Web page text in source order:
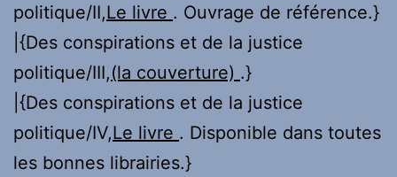
politique/II,Le livre . Ouvrage de référence.}
|{Des conspirations et de la justice
politique/III,(la couverture) .}
|{Des conspirations et de la justice
politique/IV,Le livre . Disponible dans toutes
les bonnes librairies.}